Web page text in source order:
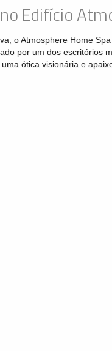
Edifício
o Atmosphere Home
por um dos escritórios
ótica visionária e